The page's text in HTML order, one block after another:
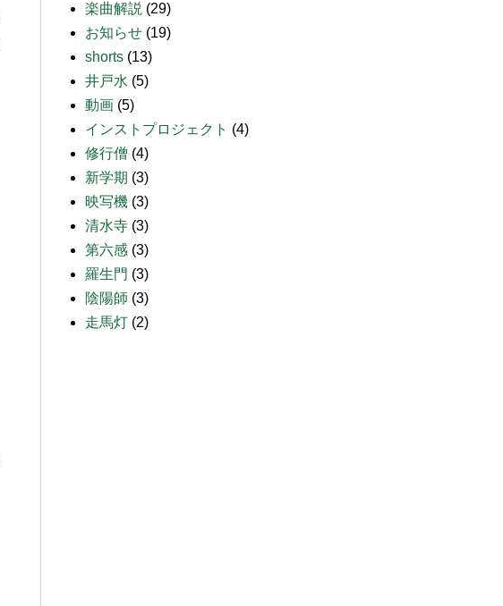
楽曲解説 (29)
お知らせ (19)
shorts (13)
井戸水 (5)
動画 (5)
インストプロジェクト (4)
修行僧 (4)
新学期 (3)
映写機 (3)
清水寺 (3)
第六感 (3)
羅生門 (3)
陰陽師 (3)
走馬灯 (2)